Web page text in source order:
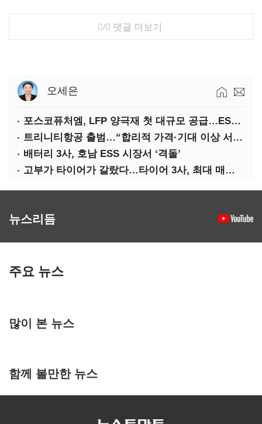
0/0 댓글 더보기
오세은
포스코퓨처엠, LFP 양극재 첫 대규모 공급…ESS 시장 공략
트리니티항공 출범…“합리적 가격·기대 이상 서비스로 승부”
배터리 3사, 호남 ESS 시장서 ‘격돌’
고부가 타이어가 갈랐다…타이어 3사, 최대 매출에도 영업익 희비
뉴스리듬
주요 뉴스
많이 본 뉴스
함께 볼만한 뉴스